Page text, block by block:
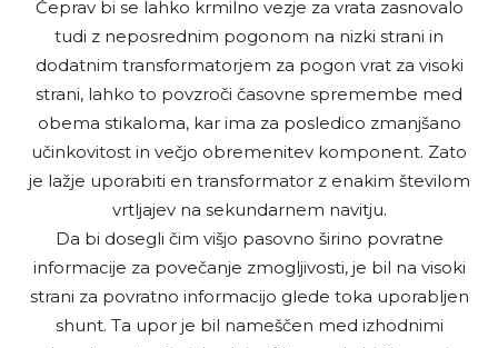
Čeprav bi se lahko krmilno vezje za vrata zasnovalo
tudi z neposrednim pogonom na nizki strani in
dodatnim transformatorjem za pogon vrat za visoki
strani, lahko to povzroči časovne spremembe med
obema stikaloma, kar ima za posledico zmanjšano
učinkovitost in večjo obremenitev komponent. Zato
je lažje uporabiti en transformator z enakim številom
vrtljajev na sekundarnem navitju.
Da bi dosegli čim višjo pasovno širino povratne
informacije za povečanje zmogljivosti, je bil na visoki
strani za povratno informacijo glede toka uporabljen
shunt. Ta upor je bil nameščen med izhodnimi